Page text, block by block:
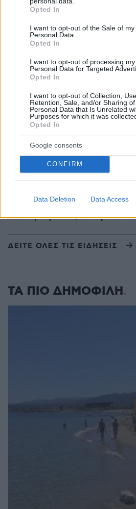
grant or deny consent to Google and
use your data for below specified
consent section.
Opted In
I want to opt-out of the Sale of my
Personal Data.
Opted In
I want to opt-out of processing my
Personal Data for Targeted
Opted In
I want to opt-out of Collection, Use,
Retention, Sale, and/or Sharing
Personal Data that Is Unrelated
Purposes for which it was
Opted In
Google consents
CONFIRM
Data Deletion Data Access
Τραμπ για το τέλος του πολέμου
νομίζω ότι μπορούν ν' αντέξουν
πριν 31 λεπτά
Διακοπές στη Σίκινο
Ο Τραμπ θα απαγορεύσει τη
παιδιά αλλοδαπών που πηγαίνουν
γεννήσουν
πριν 43 λεπτά
Πώς θα βοηθήσετε τη γάτα σας να
πριν μία ώρα
Κόπωση της Wall Street μετά τα
αβεβαιότητας για το Ιράν, το
06.08.2026, 23:21
επίθεση στη Marfin, δείτε βίντεο
06.08.2026, 23:17
ΔΕΙΤΕ ΟΛΕΣ ΤΙΣ ΕΙΔΗΣΕΙΣ
ΤΑ ΠΙΟ ΔΗΜΟΦΙΛΗ